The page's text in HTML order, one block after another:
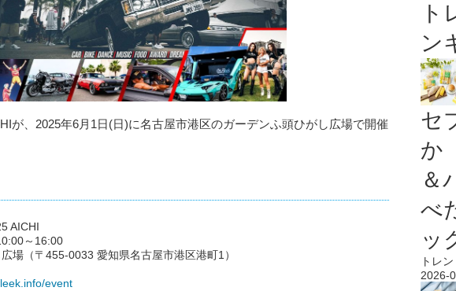
が、2025年6月1日(日)に名古屋市港区のガーデンふ頭ひがし広場で開催
AICHI
～16:00
場（〒455-0033 愛知県名古屋市港区港町1）
event
ト
ン
セ
か
＆
べ
ッ
トレン
2026-